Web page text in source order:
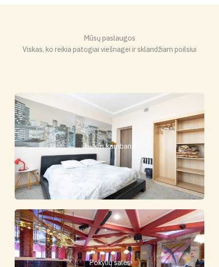
Mūsų paslaugos
Viskas, ko reikia patogiai viešnagei ir sklandžiam poilsiui
Jaukūs kambariai
Pokylių salės